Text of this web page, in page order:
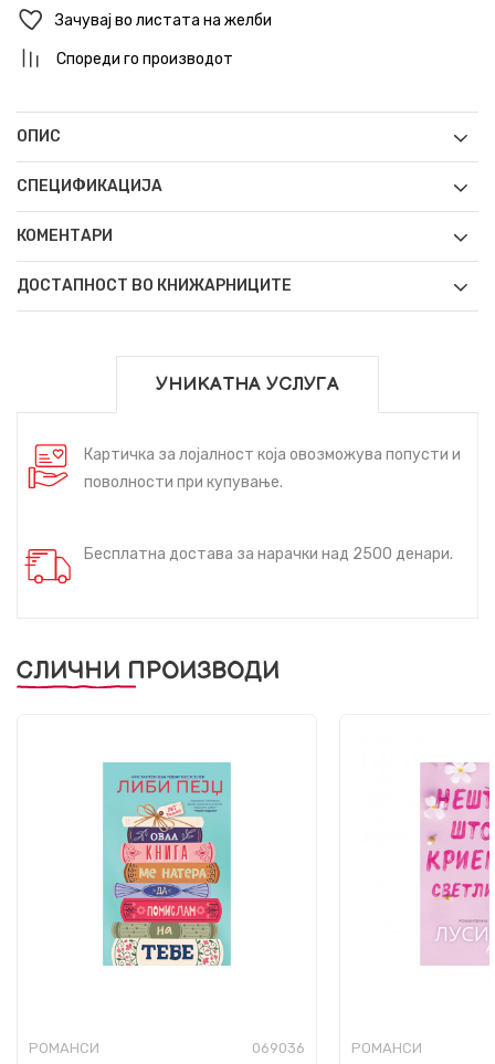
Зачувај во листата на желби
Спореди го производот
ОПИС
СПЕЦИФИКАЦИЈА
КОМЕНТАРИ
ДОСТАПНОСТ ВО КНИЖАРНИЦИТЕ
УНИКАТНА УСЛУГА
Картичка за лојалност која овозможува попусти и
поволности при купување.
Бесплатна достава за нарачки над 2500 денари.
СЛИЧНИ ПРОИЗВОДИ
РОМАНСИ 069036 РОМАНСИ